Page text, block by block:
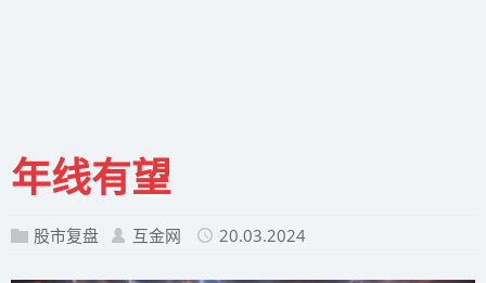
年线有望
股市复盘 互金网 20.03.2024